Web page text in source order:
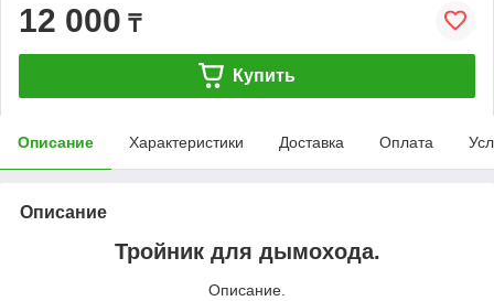
12 000 ₸
Купить
Описание Характеристики Доставка Оплата
Описание
Тройник для дымохода.
Описание.